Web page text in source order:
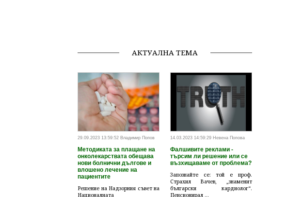
АКТУАЛНА ТЕМА
29.09.2023 13:59:52 Владимир Попов
Методиката за плащане на
онколекарствата обещава
нови болнични дългове и
влошено лечение на
пациентите
Решение на Надзорния съвет на
Националната
14.03.2023 14:59:29 Невена Попова
Фалшивите реклами -
търсим ли решение или се
възхищаваме от проблема?
Запознайте се: той е проф.
Страхил Вачев, „знаменит
български кардиолог“.
Пенсионирал ...